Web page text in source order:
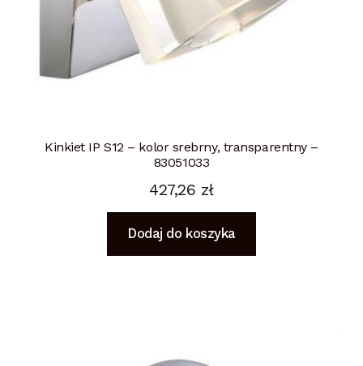
Kinkiet IP S12 – kolor srebrny, transparentny –
83051033
427,26 zł
Dodaj do koszyka